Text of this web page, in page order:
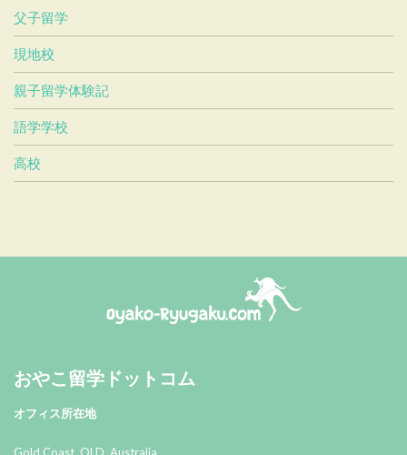
父子留学
現地校
親子留学体験記
語学学校
高校
おやこ留学ドットコム
オフィス所在地